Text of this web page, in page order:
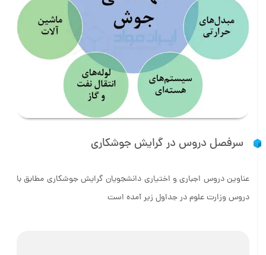
سرفصل دروس در گرایش جوشکاری
عناوین دروس اجباری و اختیاری دانشجویان گرایش جوشکاری مطابق با
دروس وزارت علوم در جداول زیر آمده است